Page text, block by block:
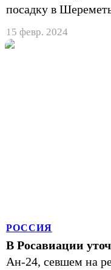
посадку в
15 февр. 2024
РОССИЯ
В Росавиации
Ан-24, севшем на